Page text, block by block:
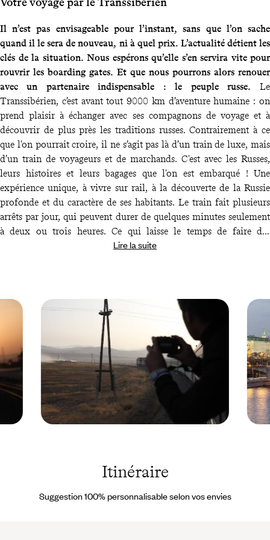
Il n’est pas envisageable pour l’instant, sans que l’on sache
quand il le sera de nouveau, ni à quel prix. L’actualité détient les
clés de la situation. Nous espérons qu’elle s’en servira vite pour
rouvrir les boarding gates. Et que nous pourrons alors renouer
avec un partenaire indispensable : le peuple russe. Le
Transsibérien, c’est avant tout 9000 km d’aventure humaine : on
prend plaisir à échanger avec ses compagnons de voyage et à
découvrir de plus près les traditions russes. Contrairement à ce
que l'on pourrait croire, il ne s’agit pas là d’un train de luxe, mais
d’un train de voyageurs et de marchands. C'est avec les Russes,
leurs histoires et leurs bagages que l'on est embarqué ! Une
expérience unique, à vivre sur rail, à la découverte de la Russie
profonde et du caractère de ses habitants. Le train fait plusieurs
arrêts par jour, qui peuvent durer de quelques minutes seulement
à deux ou trois heures. Ce qui laisse le temps de faire des
emplettes, de se dégourdir les jambes sur la place de la gare et
literie est fournie par la compagnie. Les voyageurs disposent de
deux cabinets de toilette par wagon. Le wagon restaurant sert tous
les jours déjeuners et dîners.
Lire la suite
Itinéraire
Suggestion 100% personnalisable selon vos envies